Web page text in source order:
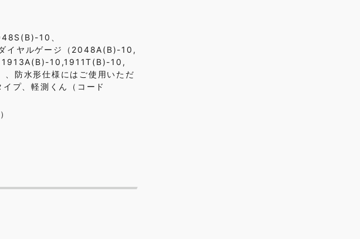
10、
イヤルゲージ（2048A(B)-10,
10,1911T(B)-10,
防水形仕様にはご使用いただ
プ、軽測くん（コード